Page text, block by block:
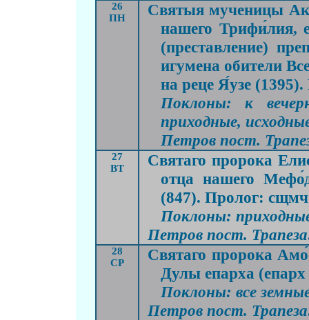
26
ПН
Святыя мученицы
нашего Трифи́лия,
(преставление)
игумена обители
на реце Я́узе
Поклоны: к
приходные,
Петров пост.
27
ВТ
Святаго пророка
отца нашего
(847). Пролог:
Поклоны:
Петров пост.
28
СР
Святаго пророка
Дулы епарха
Поклоны: все
Петров пост.